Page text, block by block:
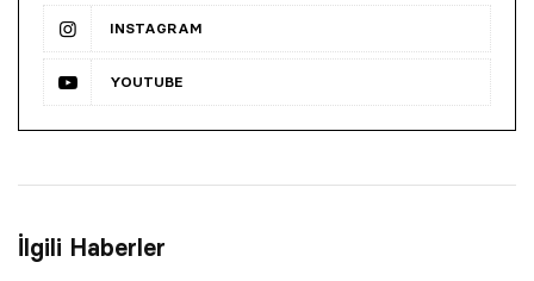
INSTAGRAM
YOUTUBE
İlgili Haberler